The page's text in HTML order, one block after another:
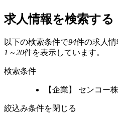
求人情報を検索する
以下の検索条件で94件の求人情
1～20件を表示しています。
検索条件
【企業】 センコー
絞込み条件を閉じる